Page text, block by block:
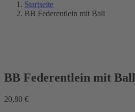
Startseite
BB Federentlein mit Ball
BB Federentlein mit Ball
20,80 €